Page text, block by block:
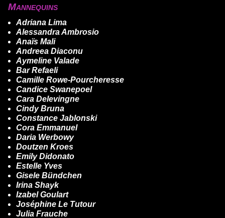
Mannequins
Adriana Lima
Alessandra Ambrosio
Anaïs Mali
Andreea Diaconu
Aymeline Valade
Bar Refaeli
Camille Rowe-Pourcheresse
Candice Swanepoel
Cara Delevingne
Cindy Bruna
Constance Jablonski
Cora Emmanuel
Daria Werbowy
Doutzen Kroes
Emily Didonato
Estelle Yves
Gisele Bündchen
Irina Shayk
Izabel Goulart
Joséphine Le Tutour
Julia Frauche